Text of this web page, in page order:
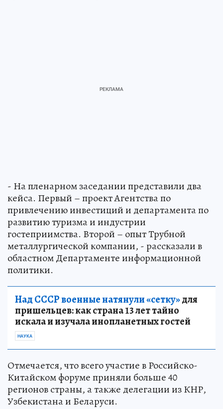
- На пленарном заседании представили два
кейса. Первый – проект Агентства по
привлечению инвестиций и департамента по
развитию туризма и индустрии
гостеприимства. Второй – опыт Трубной
металлургической компании, - рассказали в
областном Департаменте информационной
политики.
Над СССР военные натянули «сетку»для
пришельцев: как страна 13 лет тайно
искала и изучала инопланетных гостей
НАУКА
Отмечается, что всего участие в Российско-
Китайском форуме приняли больше 40
регионов страны, а также делегации из КНР,
Узбекистана и Беларуси.